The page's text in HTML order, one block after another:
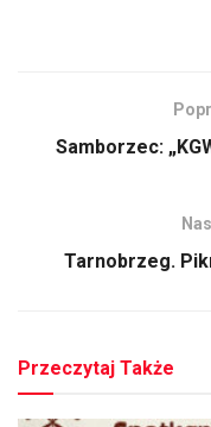
Samborzec:
Tarnobrzeg.
Przeczytaj Także